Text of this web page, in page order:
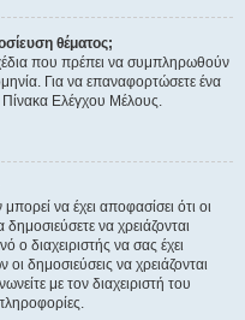
θέματος;
που πρέπει να συμπληρωθούν
Για να επαναφορτώσετε ένα
Πίνακα Ελέγχου Μέλους.
να έχει αποφασίσει ότι οι
να χρειάζονται
ο διαχειριστής να σας έχει
δημοσιεύσεις να χρειάζονται
με τον διαχειριστή του